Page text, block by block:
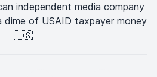
independent media company
of USAID taxpayer money
🇺🇸